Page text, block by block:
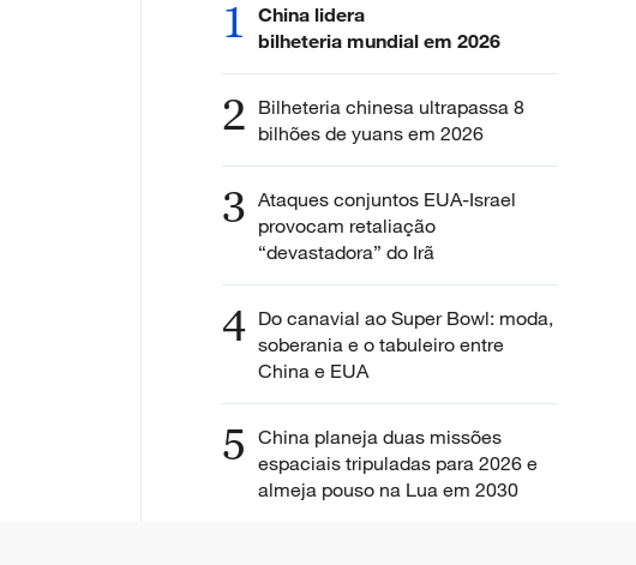
1
China lidera
bilheteria mundial em 2026
2 Bilheteria chinesa ultrapassa 8
bilhões de yuans em 2026
3 Ataques conjuntos EUA-Israel
provocam retaliação
“devastadora” do Irã
4 Do canavial ao Super Bowl: moda,
soberania e o tabuleiro entre
China e EUA
5 China planeja duas missões
espaciais tripuladas para 2026 e
almeja pouso na Lua em 2030